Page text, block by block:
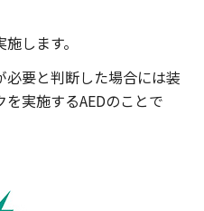
します。
要と判断した場合には装
実施するAEDのことで